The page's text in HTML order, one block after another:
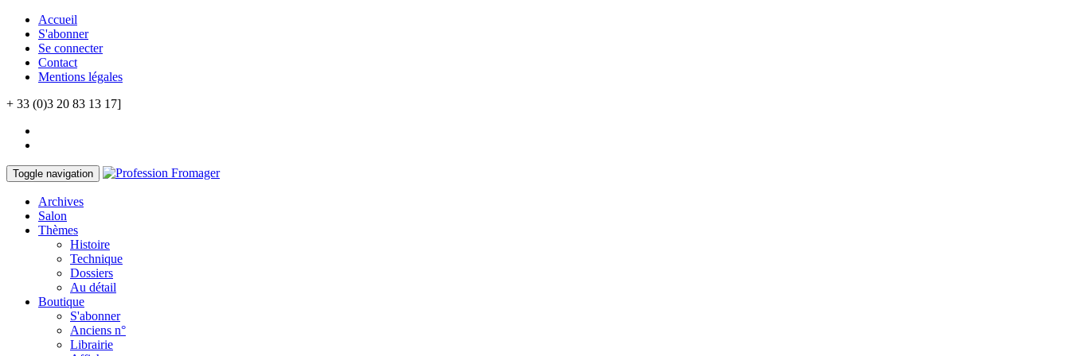
Accueil
S'abonner
Se connecter
Contact
Mentions légales
+ 33 (0)3 20 83 13 17]
Toggle navigation
Archives
Salon
Thèmes
Histoire
Technique
Dossiers
Au détail
Boutique
S'abonner
Anciens n°
Librairie